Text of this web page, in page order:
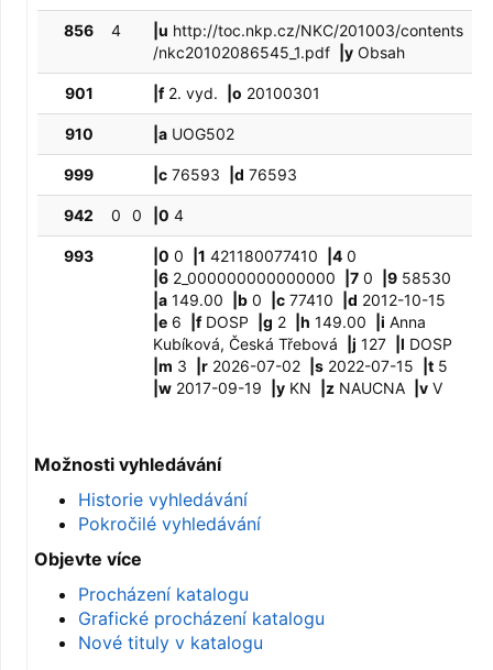
856 4 |u http://toc.nkp.cz/NKC/201003/contents
/nkc20102086545_1.pdf
|y Obsah
901 |f2. vyd. |o 20100301
910 |a UOG502
999 |c 76593 |d 76593
942 0 0 |0 4
993 |0 0 |1 421180077410 |4 0
|6 2_000000000000000 |7 0 |9 58530
|a 149.00 |b 0 |c 77410 |d 2012-10-15
|e 6 |fDOSP |g 2 |h 149.00 |i Anna
Kubíková, Česká Třebová
|j 127 |l DOSP
|m 3 |r 2026-07-02 |s 2022-07-15 |t 5
|w 2017-09-19 |y KN |z NAUCNA |v V
Možnosti vyhledávání
Historie vyhledávání
Pokročilé vyhledávání
Objevte více
Procházení katalogu
Grafické procházení katalogu
Nové tituly v katalogu